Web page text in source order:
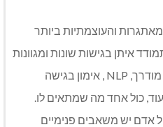
והעוצמתיות ביותר
איתן בגישות שונות ומגוונות
בתחום האימון האישי, דרך דמיון מודרך, NLP , אימון בגישה
כול אחד מה שמתאים לו.
אדם יש משאבים פנימיים